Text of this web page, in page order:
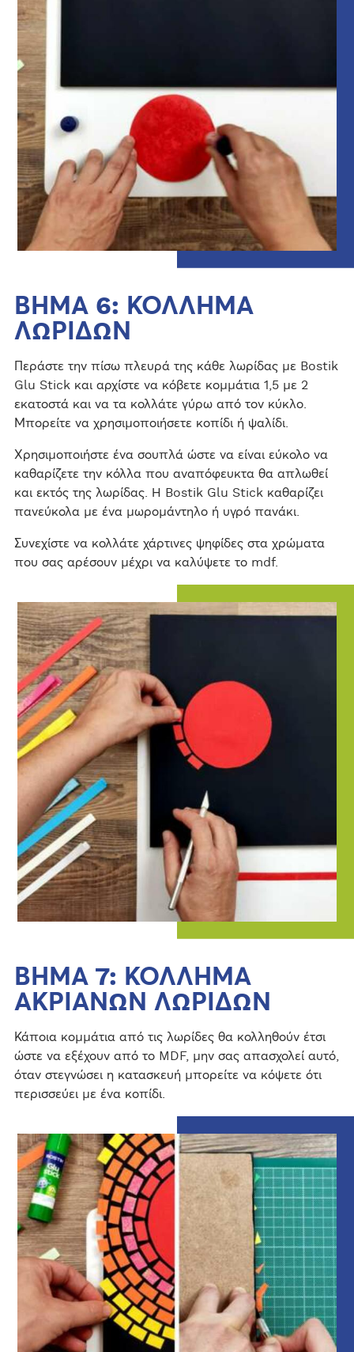
ΒΗΜΑ 6: ΚΟΛΛΗΜΑ
ΛΩΡΙΔΩΝ
Περάστε την πίσω πλευρά της κάθε λωρίδας με Bostik
Glu Stick και αρχίστε να κόβετε κομμάτια 1,5 με 2
εκατοστά και να τα κολλάτε γύρω από τον κύκλο.
Μπορείτε να χρησιμοποιήσετε κοπίδι ή ψαλίδι.
Χρησιμοποιήστε ένα σουπλά ώστε να είναι εύκολο να
καθαρίζετε την κόλλα που αναπόφευκτα θα απλωθεί
και εκτός της λωρίδας. Η Bostik Glu Stick καθαρίζει
πανεύκολα με ένα μωρομάντηλο ή υγρό πανάκι.
Συνεχίστε να κολλάτε χάρτινες ψηφίδες στα χρώματα
που σας αρέσουν μέχρι να καλύψετε το mdf.
ΒΗΜΑ 7: ΚΟΛΛΗΜΑ
ΑΚΡΙΑΝΩΝ ΛΩΡΙΔΩΝ
Κάποια κομμάτια από τις λωρίδες θα κολληθούν έτσι
ώστε να εξέχουν από το MDF, μην σας απασχολεί αυτό,
όταν στεγνώσει η κατασκευή μπορείτε να κόψετε ότι
περισσεύει με ένα κοπίδι.